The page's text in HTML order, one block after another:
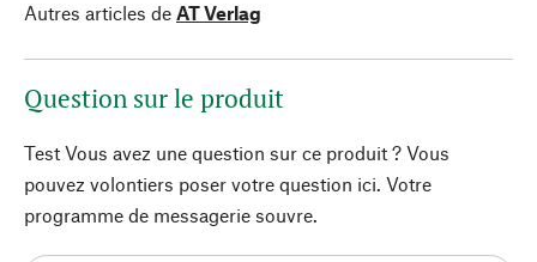
Autres articles de AT Verlag
Question sur le produit
Test Vous avez une question sur ce produit ? Vous
pouvez volontiers poser votre question ici. Votre
programme de messagerie souvre.